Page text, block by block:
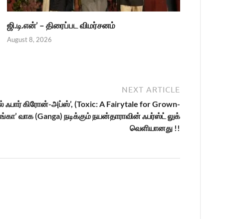
ஜி.டி.என்’ – திரைப்பட விமர்சனம்
August 8, 2026
NEXT ARTICLE
ஃபார் கிரோன்-அப்ஸ்’, (Toxic: A Fairytale for Grown-
வாக (Ganga) நடிக்கும் நயன்தாராவின் ஃபர்ஸ்ட் லுக்
வெளியானது !!